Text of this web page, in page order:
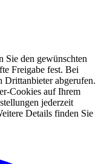
Sie den gewünschten
Freigabe fest. Bei
Drittanbieter abgerufen.
Cookies auf Ihrem
jederzeit
Details finden Sie